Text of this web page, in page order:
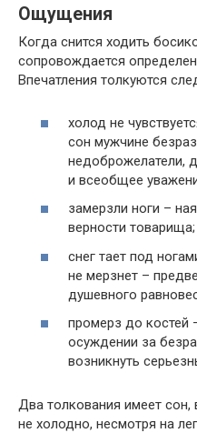
Ощущения
Когда снится ходить
сопровождается
Впечатления толкуются
холод не
сон мужчине
недоброжелатели,
и всеобщее
замерзли ноги –
верности товарища;
снег тает под
не мерзнет –
душевного
промерз до костей
осуждении за
возникнуть
Два толкования имеет сон,
не холодно, несмотря на